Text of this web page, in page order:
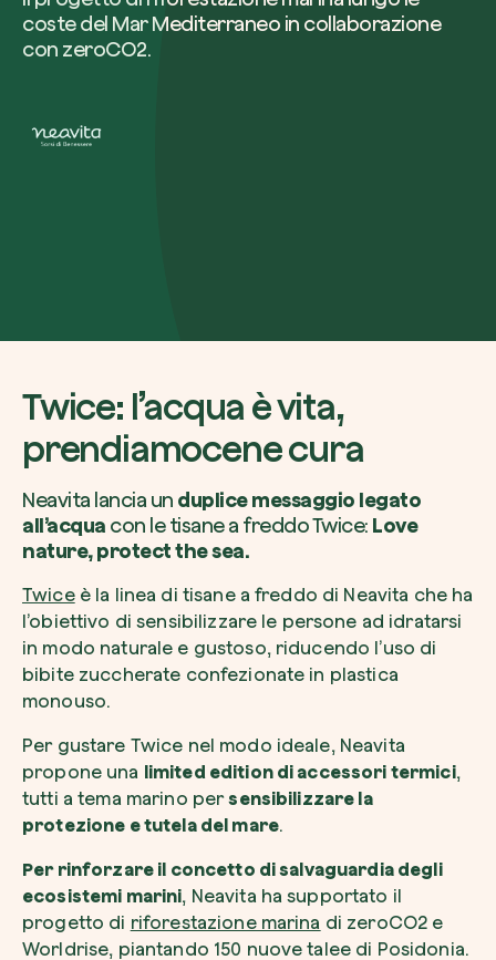
coste del Mar Mediterraneo in collaborazione
con zeroCO2.
Twice: l’acqua è vita,
prendiamocene cura
Neavita lancia un duplice messaggio legato
all’acqua con le tisane a freddo Twice: Love
nature, protect the sea.
Twiceè la linea di tisane a freddo di Neavita che ha
l’obiettivo di sensibilizzare le persone ad idratarsi
in modo naturale e gustoso, riducendo l’uso di
bibite zuccherate confezionate in plastica
monouso.
Per gustare Twice nel modo ideale, Neavita
propone una limited edition di accessori termici,
tutti a tema marino persensibilizzare la
protezione e tutela del mare.
Per rinforzare il concetto di salvaguardia degli
ecosistemi marini, Neavita ha supportato il
progetto di riforestazione marina di zeroCO2 e
Worldrise, piantando 150 nuove talee di Posidonia.
Pianta un albero
Pianta, adotta o regala un albero. Scegli tra
Piantalo ora
Come ci hai conosciuto
Voglio ricevere comunicazioni e
da zeroCO2
Non compilare questo campo
Invia richiesta
Farti un giro sul nostro magazine